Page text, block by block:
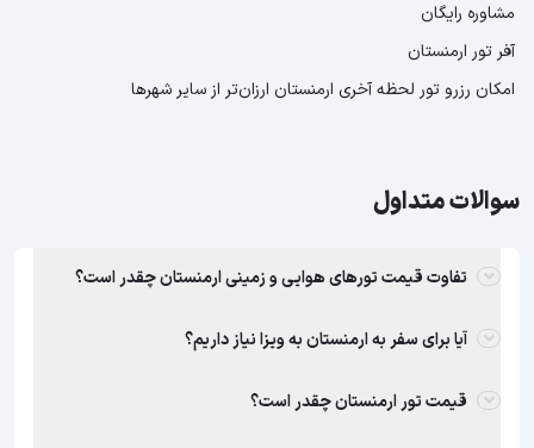
مشاوره رایگان
آفر تور ارمنستان
امکان رزرو تور لحظه آخری ارمنستان ارزان‌تر از سایر شهرها
سوالات متداول
تفاوت قیمت تورهای هوایی و زمینی ارمنستان چقدر است؟
آیا برای سفر به ارمنستان به ویزا نیاز داریم؟
قیمت تور ارمنستان چقدر است؟